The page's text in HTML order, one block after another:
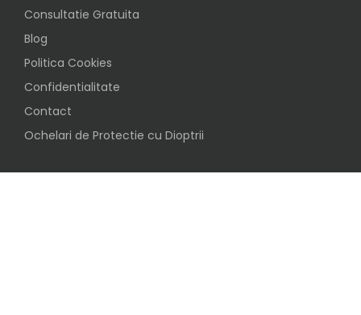
Consultatie Gratuita
Blog
Politica Cookies
Confidentialitate
Contact
Ochelari de Protectie cu Dioptrii